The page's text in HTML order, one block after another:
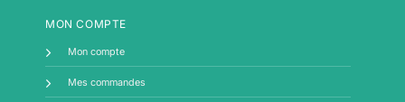
MON COMPTE
Mon compte
Mes commandes